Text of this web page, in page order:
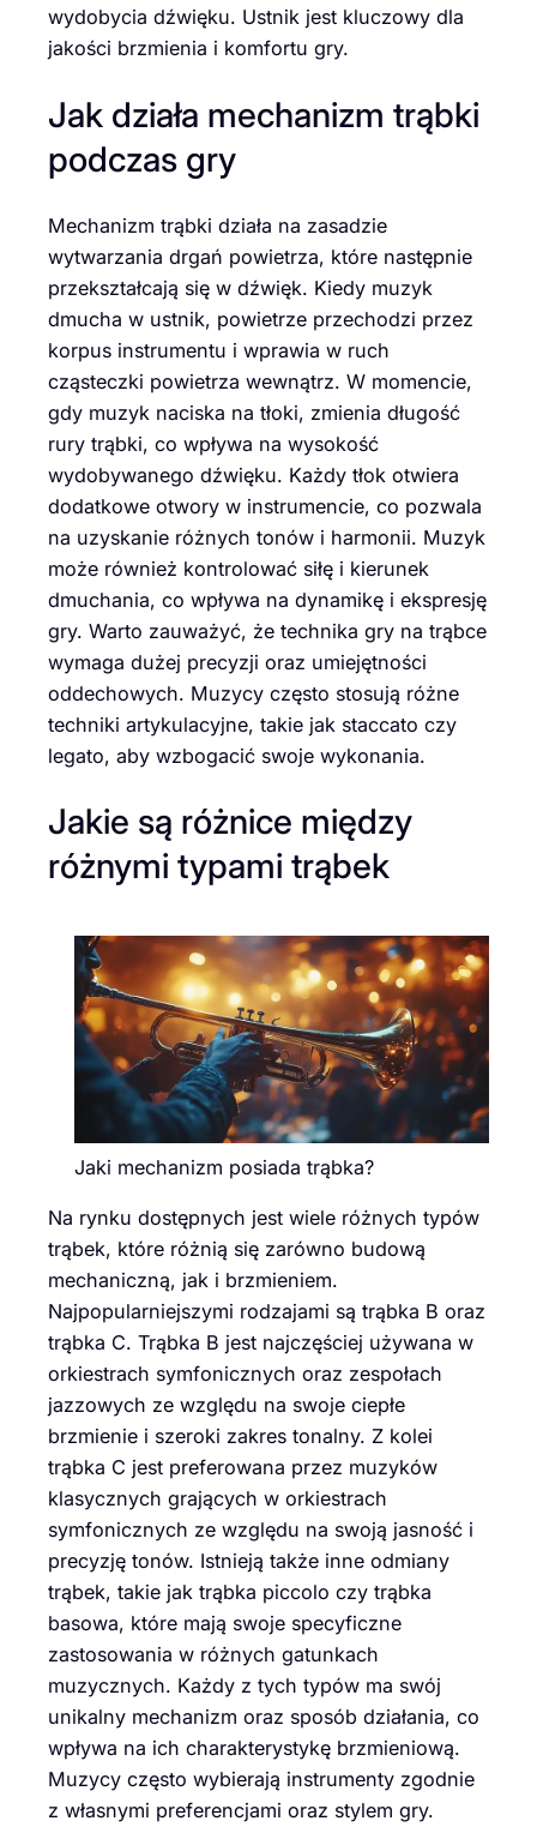
wydobycia dźwięku. Ustnik jest kluczowy dla
jakości brzmienia i komfortu gry.
Jak działa mechanizm trąbki
podczas gry
Mechanizm trąbki działa na zasadzie
wytwarzania drgań powietrza, które następnie
przekształcają się w dźwięk. Kiedy muzyk
dmucha w ustnik, powietrze przechodzi przez
korpus instrumentu i wprawia w ruch
cząsteczki powietrza wewnątrz. W momencie,
gdy muzyk naciska na tłoki, zmienia długość
rury trąbki, co wpływa na wysokość
wydobywanego dźwięku. Każdy tłok otwiera
dodatkowe otwory w instrumencie, co pozwala
na uzyskanie różnych tonów i harmonii. Muzyk
może również kontrolować siłę i kierunek
dmuchania, co wpływa na dynamikę i ekspresję
gry. Warto zauważyć, że technika gry na trąbce
wymaga dużej precyzji oraz umiejętności
oddechowych. Muzycy często stosują różne
techniki artykulacyjne, takie jak staccato czy
legato, aby wzbogacić swoje wykonania.
Jakie są różnice między
różnymi typami trąbek
Jaki mechanizm posiada trąbka?
Na rynku dostępnych jest wiele różnych typów
trąbek, które różnią się zarówno budową
mechaniczną, jak i brzmieniem.
Najpopularniejszymi rodzajami są trąbka B oraz
trąbka C. Trąbka B jest najczęściej używana w
orkiestrach symfonicznych oraz zespołach
jazzowych ze względu na swoje ciepłe
brzmienie i szeroki zakres tonalny. Z kolei
trąbka C jest preferowana przez muzyków
klasycznych grających w orkiestrach
symfonicznych ze względu na swoją jasność i
precyzję tonów. Istnieją także inne odmiany
trąbek, takie jak trąbka piccolo czy trąbka
basowa, które mają swoje specyficzne
zastosowania w różnych gatunkach
muzycznych. Każdy z tych typów ma swój
unikalny mechanizm oraz sposób działania, co
wpływa na ich charakterystykę brzmieniową.
Muzycy często wybierają instrumenty zgodnie
z własnymi preferencjami oraz stylem gry.